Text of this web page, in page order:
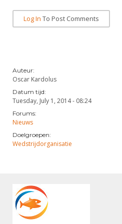
Log In To Post Comments
Auteur:
Oscar Kardolus
Datum tijd:
Tuesday, July 1, 2014 - 08:24
Forums:
Nieuws
Doelgroepen:
Wedstrijdorganisatie